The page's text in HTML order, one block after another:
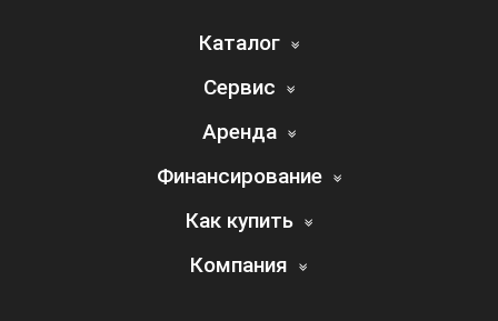
Каталог
Сервис
Аренда
Финансирование
Как купить
Компания